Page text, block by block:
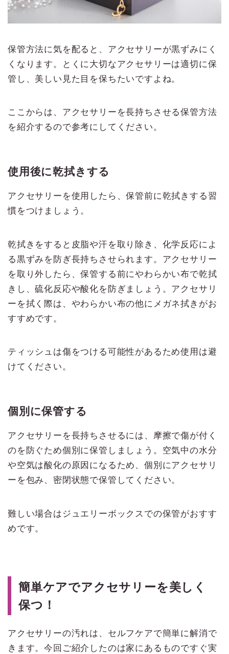
保管方法に気を配ると、アクセサリーが黒ずみにく
くなります。とくに大切なアクセサリーは適切に保
管し、美しい見た目を保ちたいですよね。
ここからは、アクセサリーを長持ちさせる保管方法
を紹介するので参考にしてください。
使用後に乾拭きする
アクセサリーを使用したら、保管前に乾拭きする習
慣をつけましょう。
乾拭きをすると皮脂や汗を取り除き、化学反応によ
る黒ずみを防ぎ長持ちさせられます。アクセサリー
を取り外したら、保管する前にやわらかい布で乾拭
きし、硫化反応や酸化を防ぎましょう。アクセサリ
ーを拭く際は、やわらかい布の他にメガネ拭きがお
すすめです。
ティッシュは傷をつける可能性があるため使用は避
けてください。
個別に保管する
アクセサリーを長持ちさせるには、摩擦で傷が付く
のを防ぐため個別に保管しましょう。空気中の水分
や空気は酸化の原因になるため、個別にアクセサリ
ーを包み、密閉状態で保管してください。
難しい場合はジュエリーボックスでの保管がおすす
めです。
簡単ケアでアクセサリーを美しく
保つ！
アクセサリーの汚れは、セルフケアで簡単に解消で
きます。今回ご紹介したのは家にあるものですぐ実